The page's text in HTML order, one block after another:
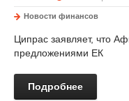
Новости финансов
Ципрас заявляет, что
предложениями ЕК
Подробнее